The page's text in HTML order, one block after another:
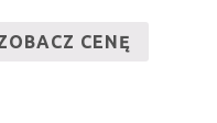
CENĘ